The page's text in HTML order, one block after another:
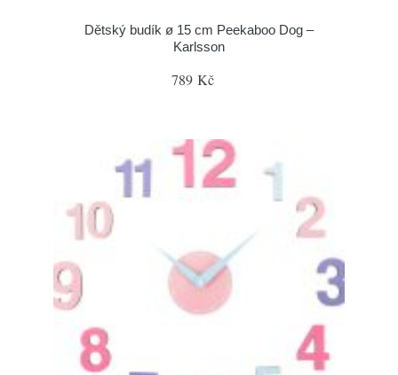
Dětský budík ø 15 cm Peekaboo Dog –
Karlsson
789 Kč